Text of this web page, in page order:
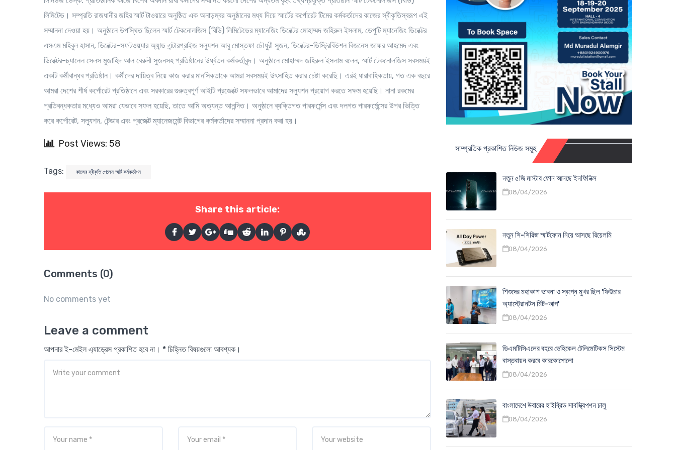
লিমিটেড। সম্প্রতি রাজধানীর জহির স্মার্ট টাওয়ারে অনুষ্ঠিত এক অনাড়ম্বর অনুষ্ঠানের মধ্য দিয়ে স্মার্টের কর্পোরেট টিমের কর্মকর্তাদের কাজের স্বীকৃতিস্বরূপ এই
সম্মাননা দেওয়া হয়। অনুষ্ঠানে উপস্থিত ছিলেন স্মার্ট টেকনোলজিস (বিডি) লিমিটেডের ম্যানেজিং ডিরেক্টর মোহাম্মদ জহিরুল ইসলাম, ডেপুটি ম্যানেজিং ডিরেক্টর
এসএম মহিবুল হাসান, ডিরেক্টর-সফটওয়্যার অ্যান্ড এন্টারপ্রাইজ সল্যুশন আবু মোস্তফা চৌধুরী সুজন, ডিরেক্টর-ডিস্ট্রিবিউশন বিজনেস জাফর আহমেদ এবং
ডিরেক্টর-চ্যানেল সেলস মুজাহিদ আল বেরুনী সুজনসহ প্রতিষ্ঠানের উর্ধ্বতন কর্মকর্তাবৃন্দ। অনুষ্ঠানে মোহাম্মদ জহিরুল ইসলাম বলেন, স্মার্ট টেকনোলজিস সবসময়ই
একটি কর্মীবান্ধব প্রতিষ্ঠান। কর্মীদের দায়িত্ব নিয়ে কাজ করার মানসিকতাকে আমরা সবসময়ই উৎসাহিত করার চেষ্টা করেছি। এরই ধারাবাহিকতায়, গত এক বছরে
আমরা দেশের শীর্ষ কর্পোরেট প্রতিষ্ঠানে এবং সরকারের গুরুত্বপূর্ণ আইটি প্রজেক্টে সফলভাবে আমাদের সল্যুশন প্রয়োগ করতে সক্ষম হয়েছি। নানা রকমের
প্রতিবন্ধকতার মধ্যেও আমরা যেভাবে সফল হয়েছি, তাতে আমি অত্যন্ত আনন্দিত। অনুষ্ঠানে ব্যক্তিগত পারফর্মেন্স এবং দলগত পারফর্মেন্সের উপর ভিত্তি
করে কর্পোরেট, সল্যুশন, টেন্ডার এবং প্রজেক্ট ম্যানেজমেন্ট বিভাগের কর্মকর্তাদের সম্মাননা প্রদান করা হয়।
Post Views: 58
Tags: কাজের স্বীকৃতি পেলেন স্মার্ট কর্মকর্তাগন
Share this article:
Comments (0)
No comments yet
Leave a comment
আপনার ই-মেইল এ্যাড্রেস প্রকাশিত হবে না। * চিহ্নিত বিষয়গুলো আবশ্যক।
সাম্প্রতিক প্রকাশিত নিউজ সমূহ
নতুন ৫জি মাস্টার ফোন আনছে ইনফিনিক্স
08/04/2026
নতুন সি-সিরিজ স্মার্টফোন নিয়ে আসছে রিয়েলমি
08/04/2026
শিশুদের মহাকাশ ভাবনা ও স্বপ্নে মুখর ছিল 'ফিউচার
অ্যাস্ট্রোনটস মিট-আপ'
08/04/2026
ডিএমটিসিএলের বহরে ভেহিকেল টেলিমেটিকস সিস্টেম
বাস্তবায়ন করবে কারকোপোলো
08/04/2026
বাংলাদেশে উবারের হাইব্রিড সাবস্ক্রিপশন চালু
08/04/2026